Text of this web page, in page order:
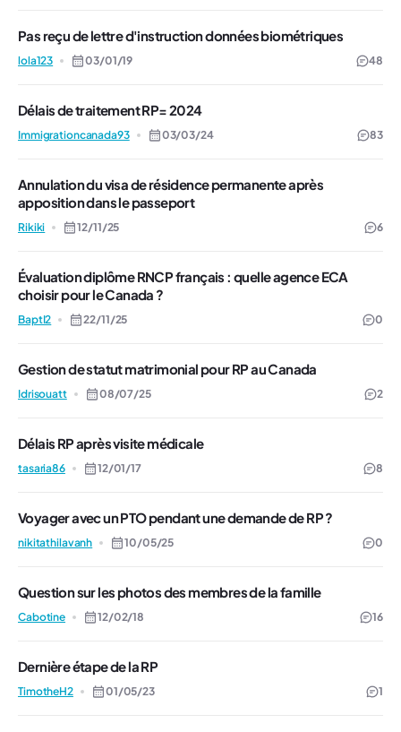
Pas reçu de lettre d'instruction données biométriques
lola123 03/01/19 48
Délais de traitement RP= 2024
Immigrationcanada93 03/03/24 83
Annulation du visa de résidence permanente après
apposition dans le passeport
Rikiki 12/11/25 6
Évaluation diplôme RNCP français : quelle agence ECA
choisir pour le Canada ?
BaptI2 22/11/25 0
Gestion de statut matrimonial pour RP au Canada
Idrisouatt 08/07/25 2
Délais RP après visite médicale
tasaria86 12/01/17 8
Voyager avec un PTO pendant une demande de RP ?
nikitathilavanh 10/05/25 0
Question sur les photos des membres de la famille
Cabotine 12/02/18 16
Dernière étape de la RP
TimotheH2 01/05/23 1